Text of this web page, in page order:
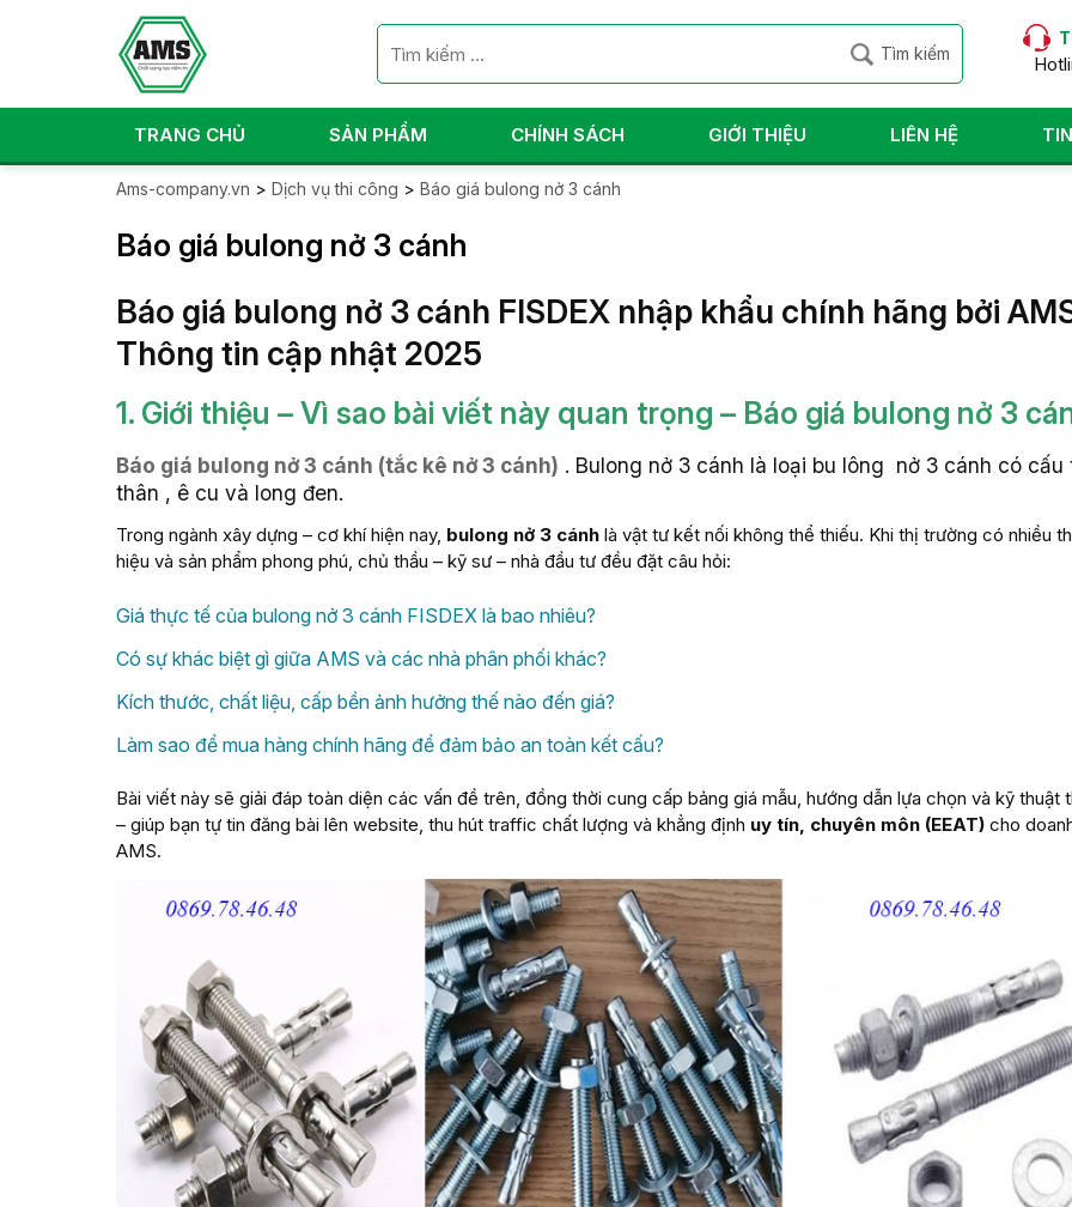
TRANG CHỦ SẢN PHẨM CHÍNH SÁCH GIỚI THIỆU LIÊN HỆ
Ams-company.vn > Dịch vụ thi công > Báo giá bulong nở 3 cánh
Báo giá bulong nở 3 cánh
Báo giá bulong nở 3 cánh FISDEX nhập khẩu chính hãng bởi
Thông tin cập nhật 2025
1. Giới thiệu – Vì sao bài viết này quan trọng – Báo giá bulong nở 3
Báo giá bulong nở 3 cánh (tắc kê nở 3 cánh) . Bulong nở 3 cánh là loại bu lông nở 3 cánh có cấu
thân , ê cu và long đen.
Trong ngành xây dựng – cơ khí hiện nay, bulong nở 3 cánh là vật tư kết nối không thể thiếu. Khi thị trường có nhiều
hiệu và sản phẩm phong phú, chủ thầu – kỹ sư – nhà đầu tư đều đặt câu hỏi:
Giá thực tế của bulong nở 3 cánh FISDEX là bao nhiêu?
Có sự khác biệt gì giữa AMS và các nhà phân phối khác?
Kích thước, chất liệu, cấp bền ảnh hưởng thế nào đến giá?
Làm sao để mua hàng chính hãng để đảm bảo an toàn kết cấu?
Bài viết này sẽ giải đáp toàn diện các vấn đề trên, đồng thời cung cấp bảng giá mẫu, hướng dẫn lựa chọn và kỹ thuật
– giúp bạn tự tin đăng bài lên website, thu hút traffic chất lượng và khẳng định uy tín, chuyên môn (EEAT) cho
AMS.